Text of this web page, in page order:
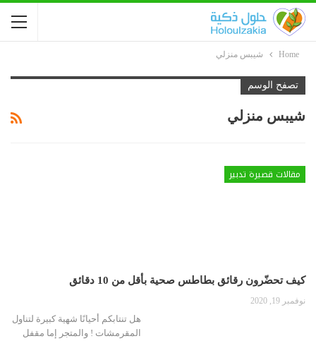
Home شيبس منزلي
تصفح الوسم
شيبس منزلي
مقالات قصيرة تدبير
كيف تحضّرون رقائق بطاطس صحية بأقل من 10 دقائق
نوفمبر 19, 2020
هل تنتابكم أحيانًا شهية كبيرة لتناول
المقرمشات ! والمتجر إما مقفل